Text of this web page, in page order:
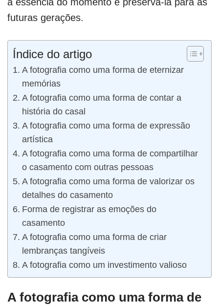
futuras gerações.
Índice do artigo
A fotografia como uma forma de eternizar
memórias
A fotografia como uma forma de contar a
história do casal
A fotografia como uma forma de expressão
artística
A fotografia como uma forma de compartilhar
o casamento com outras pessoas
A fotografia como uma forma de valorizar os
detalhes do casamento
Forma de registrar as emoções do
casamento
A fotografia como uma forma de criar
lembranças tangíveis
A fotografia como um investimento valioso
A fotografia como uma forma de